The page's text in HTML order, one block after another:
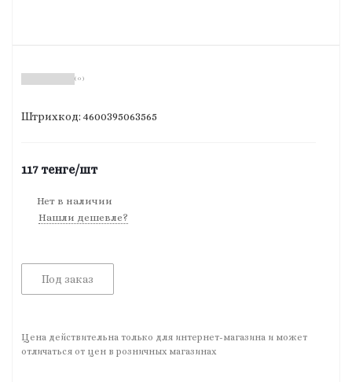
( 0 )
Штрихкод: 4600395063565
117тенге/шт
Нет в наличии
Нашли дешевле?
Под заказ
Цена действительна только для интернет-магазина и может
отличаться от цен в розничных магазинах